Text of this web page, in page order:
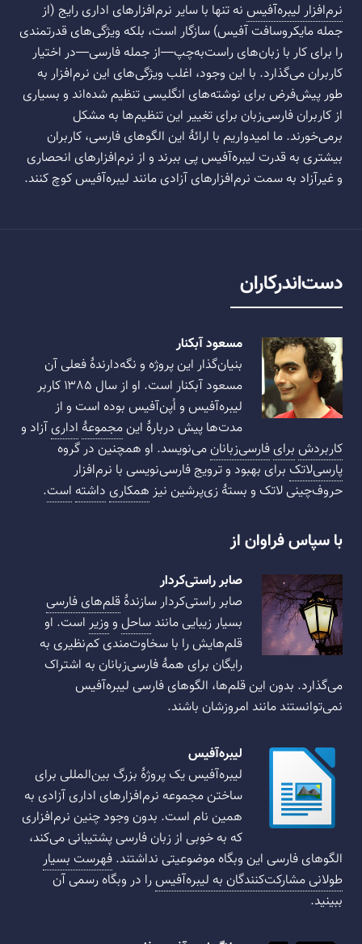
نرم‌افزار لیبره‌آفیس نه تنها با سایر نرم‌افزارهای اداری رایج (از
جمله مایکروسافت آفیس) سازگار است، بلکه ویژگی‌های قدرتمندی
را برای کار با زبان‌های راست‌به‌چپ—از جمله فارسی—در اختیار
کاربران می‌گذارد. با این وجود، اغلب ویژگی‌های این نرم‌افزار به
طور پیش‌فرض برای نوشته‌های انگلیسی تنظیم شده‌اند و بسیاری
از کاربران فارسی‌زبان برای تغییر این تنظیم‌ها به مشکل
برمی‌خورند. ما امیدواریم با ارائهٔ این الگوهای فارسی، کاربران
بیشتری به قدرت لیبره‌آفیس پی ببرند و از نرم‌افزارهای انحصاری
و غیرآزاد به سمت نرم‌افزارهای آزادی مانند لیبره‌آفیس کوچ کنند.
دست‌اندرکاران
مسعود آبکنار
بنیان‌گذار این پروژه و نگه‌دارندهٔ فعلی آن
مسعود آبکنار است. او از سال ۱۳۸۵ کاربر
لیبره‌آفیس و اُپن‌آفیس بوده است و از
مدت‌ها پیش دربارهٔ این مجموعهٔ اداری آزاد و
کاربردش برای فارسی‌زبانان می‌نویسد. او همچنین در گروه
پارسی‌لاتک برای بهبود و ترویج فارسی‌نویسی با نرم‌افزار
حروف‌چینی لاتک و بستهٔ زی‌پرشین نیز همکاری داشته است.
با سپاس فراوان از
صابر راستی‌کردار
صابر راستی‌کردار سازندهٔ قلم‌های فارسی
بسیار زیبایی مانند ساحل و وزیر است. او
قلم‌هایش را با سخاوت‌مندی کم‌نظیری به
رایگان برای همهٔ فارسی‌زبانان به اشتراک
می‌گذارد. بدون این قلم‌ها، الگوهای فارسی لیبره‌آفیس
نمی‌توانستند مانند امروزشان باشند.
لیبره‌آفیس
لیبره‌آفیس یک پروژهٔ بزرگ بین‌المللی برای
ساختن مجموعه نرم‌افزارهای اداری آزادی به
همین نام است. بدون وجود چنین نرم‌افزاری
که به خوبی از زبان فارسی پشتیبانی می‌کند،
الگوهای فارسی این وبگاه موضوعیتی نداشتند. فهرست بسیار
طولانی مشارکت‌کنندگان به لیبره‌آفیس را در وبگاه رسمی آن
ببینید.